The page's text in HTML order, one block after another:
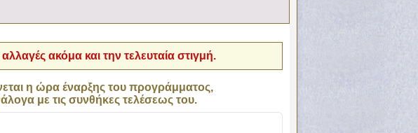
ακόμα και την τελευταία στιγμή.
η ώρα έναρξης του προγράμματος,
με τις συνθήκες τελέσεως του.